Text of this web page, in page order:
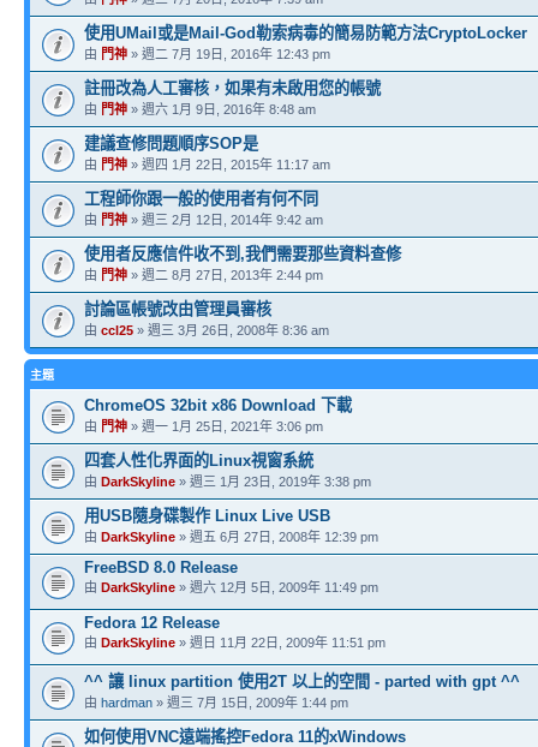
使用UMail或是Mail-God勒索病毒的簡易防範方法CryptoLocker
由 門神 » 週二 7月 19日, 2016年 12:43 pm
註冊改為人工審核，如果有未啟用您的帳號
由 門神 » 週六 1月 9日, 2016年 8:48 am
建議查修問題順序SOP是
由 門神 » 週四 1月 22日, 2015年 11:17 am
工程師你跟一般的使用者有何不同
由 門神 » 週三 2月 12日, 2014年 9:42 am
使用者反應信件收不到,我們需要那些資料查修
由 門神 » 週二 8月 27日, 2013年 2:44 pm
討論區帳號改由管理員審核
由 ccl25 » 週三 3月 26日, 2008年 8:36 am
主題
ChromeOS 32bit x86 Download 下載
由 門神 » 週一 1月 25日, 2021年 3:06 pm
四套人性化界面的Linux視窗系統
由 DarkSkyline » 週三 1月 23日, 2019年 3:38 pm
用USB隨身碟製作 Linux Live USB
由 DarkSkyline » 週五 6月 27日, 2008年 12:39 pm
FreeBSD 8.0 Release
由 DarkSkyline » 週六 12月 5日, 2009年 11:49 pm
Fedora 12 Release
由 DarkSkyline » 週日 11月 22日, 2009年 11:51 pm
^^ 讓 linux partition 使用2T 以上的空間 - parted with gpt ^^
由 hardman » 週三 7月 15日, 2009年 1:44 pm
如何使用VNC遠端搖控Fedora 11的xWindows